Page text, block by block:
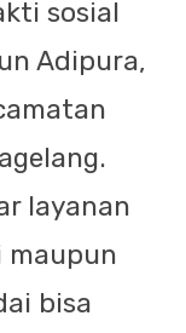
sosial
Adipura,
layanan
maupun
bisa